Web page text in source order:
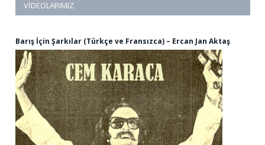
VIDEOLARIMIZ
Barış İçin Şarkılar (Türkçe ve Fransızca) – Ercan Jan Aktaş